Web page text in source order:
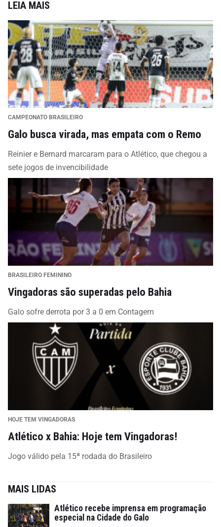
LEIA MAIS
CAMPEONATO BRASILEIRO
Galo busca virada, mas empata com o Remo
Reinier e Bernard marcaram para o Atlético, que chegou a
sete jogos de invencibilidade
BRASILEIRO FEMININO
Vingadoras são superadas pelo Bahia
Galo sofre derrota por 3 a 0 em Contagem
HOJE TEM VINGADORAS
Atlético x Bahia: Hoje tem Vingadoras!
Jogo válido pela 15ª rodada do Brasileiro
MAIS LIDAS
Atlético recebe imprensa em programação
especial na Cidade do Galo